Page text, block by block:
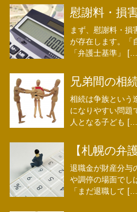
慰謝料・損
まず、慰謝料・損
が存在します。「
「弁護士基準」
兄弟間の相
相続は争族という
になりやすい問題
人となる子ども
【札幌の弁
退職金が財産分与
や調停の場面でし
「まだ退職して